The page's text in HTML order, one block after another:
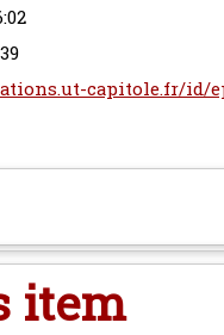
capitole.fr/id/
item